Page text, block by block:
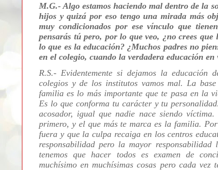
M.G.- Algo estamos haciendo mal dentro de la
hijos y quizá por eso tengo una mirada más
muy condicionados por ese vínculo que
pensarás tú pero, por lo que veo, ¿no crees
lo que es la educación? ¿Muchos padres no
en el colegio, cuando la verdadera educación en
R.S.- Evidentemente si dejamos la educación
colegios y de los institutos vamos mal. La
familia es lo más importante que te pasa en la
Es lo que conforma tu carácter y tu
acosador, igual que nadie nace siendo
primero, y el que más te marca es la familia.
fuera y que la culpa recaiga en los centros
responsabilidad pero la mayor
tenemos que hacer todos es examen de
muchísimo en muchísimas cosas pero cada vez